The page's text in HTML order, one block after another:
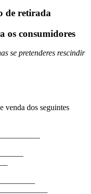
de retirada
os consumidores
se pretenderes rescindir
venda dos seguintes